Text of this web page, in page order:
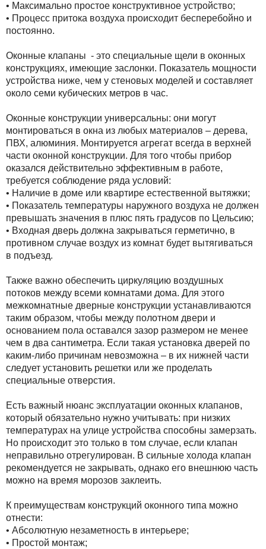
• Максимально простое конструктивное устройство;
• Процесс притока воздуха происходит бесперебойно и
постоянно.
Оконные клапаны - это специальные щели в оконных
конструкциях, имеющие заслонки. Показатель мощности
устройства ниже, чем у стеновых моделей и составляет
около семи кубических метров в час.
Оконные конструкции универсальны: они могут
монтироваться в окна из любых материалов – дерева,
ПВХ, алюминия. Монтируется агрегат всегда в верхней
части оконной конструкции. Для того чтобы прибор
оказался действительно эффективным в работе,
требуется соблюдение ряда условий:
• Наличие в доме или квартире естественной вытяжки;
• Показатель температуры наружного воздуха не должен
превышать значения в плюс пять градусов по Цельсию;
• Входная дверь должна закрываться герметично, в
противном случае воздух из комнат будет вытягиваться
в подъезд.
Также важно обеспечить циркуляцию воздушных
потоков между всеми комнатами дома. Для этого
межкомнатные дверные конструкции устанавливаются
таким образом, чтобы между полотном двери и
основанием пола оставался зазор размером не менее
чем в два сантиметра. Если такая установка дверей по
каким-либо причинам невозможна – в их нижней части
следует установить решетки или же проделать
специальные отверстия.
Есть важный нюанс эксплуатации оконных клапанов,
который обязательно нужно учитывать: при низких
температурах на улице устройства способны замерзать.
Но происходит это только в том случае, если клапан
неправильно отрегулирован. В сильные холода клапан
рекомендуется не закрывать, однако его внешнюю часть
можно на время морозов заклеить.
К преимуществам конструкций оконного типа можно
отнести:
• Абсолютную незаметность в интерьере;
• Простой монтаж;